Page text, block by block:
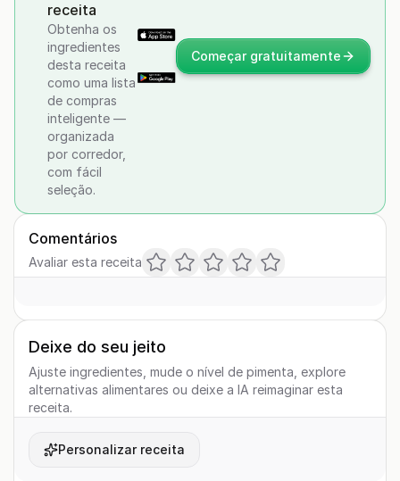
receita
Obtenha os
ingredientes
desta receita
como uma lista
de compras
inteligente —
organizada
por corredor,
com fácil
seleção.
Começar gratuitamente
Comentários
Avaliar esta receita
Deixe do seu jeito
Ajuste ingredientes, mude o nível de pimenta, explore
alternativas alimentares ou deixe a IA reimaginar esta
receita.
Personalizar receita